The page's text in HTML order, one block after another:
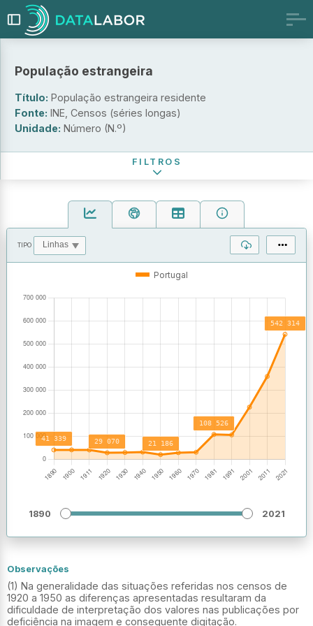
TIPO
Portugal
1890 2021
Observações
(1) Na generalidade das situações referidas nos censos de
1920 a 1950 as diferenças apresentadas resultaram da
dificuldade de interpretação dos valores nas publicações por
deficiência na imagem e consequente digitação.
População estrangeira
Título: População estrangeira residente
Fonte: INE, Censos (séries longas)
Unidade: Número (N.º)
Sexo
FILTROS